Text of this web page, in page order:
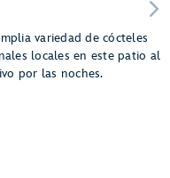
variedad de cócteles
locales en este patio al
por las noches.